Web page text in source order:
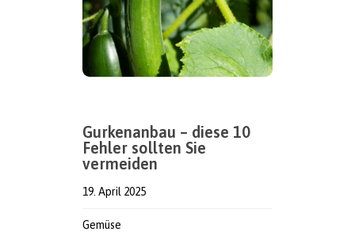
Gurkenanbau – diese 10
Fehler sollten Sie
vermeiden
19. April 2025
Gemüse